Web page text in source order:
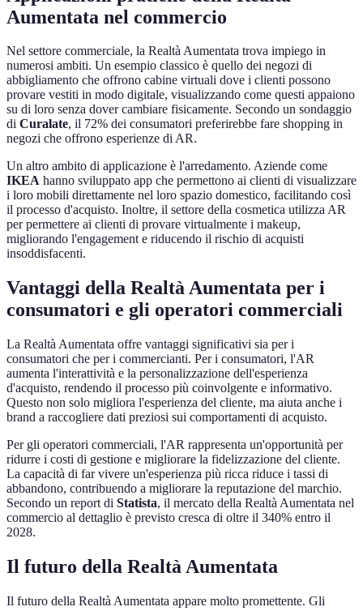
Aumentata nel commercio
Nel settore commerciale, la Realtà Aumentata trova impiego in
numerosi ambiti. Un esempio classico è quello dei negozi di
abbigliamento che offrono cabine virtuali dove i clienti possono
provare vestiti in modo digitale, visualizzando come questi appaiono
su di loro senza dover cambiare fisicamente. Secondo un sondaggio
di Curalate, il 72% dei consumatori preferirebbe fare shopping in
negozi che offrono esperienze di AR.
Un altro ambito di applicazione è l'arredamento. Aziende come
IKEA hanno sviluppato app che permettono ai clienti di visualizzare
i loro mobili direttamente nel loro spazio domestico, facilitando così
il processo d'acquisto. Inoltre, il settore della cosmetica utilizza AR
per permettere ai clienti di provare virtualmente i makeup,
migliorando l'engagement e riducendo il rischio di acquisti
insoddisfacenti.
Vantaggi della Realtà Aumentata per i
consumatori e gli operatori commerciali
La Realtà Aumentata offre vantaggi significativi sia per i
consumatori che per i commercianti. Per i consumatori, l'AR
aumenta l'interattività e la personalizzazione dell'esperienza
d'acquisto, rendendo il processo più coinvolgente e informativo.
Questo non solo migliora l'esperienza del cliente, ma aiuta anche i
brand a raccogliere dati preziosi sui comportamenti di acquisto.
Per gli operatori commerciali, l'AR rappresenta un'opportunità per
ridurre i costi di gestione e migliorare la fidelizzazione del cliente.
La capacità di far vivere un'esperienza più ricca riduce i tassi di
abbandono, contribuendo a migliorare la reputazione del marchio.
Secondo un report di Statista, il mercato della Realtà Aumentata nel
commercio al dettaglio è previsto cresca di oltre il 340% entro il
2028.
Il futuro della Realtà Aumentata
Il futuro della Realtà Aumentata appare molto promettente. Gli